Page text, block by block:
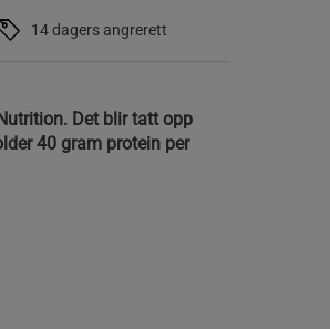
14 dagers angrerett
Det blir tatt opp
40 gram protein per